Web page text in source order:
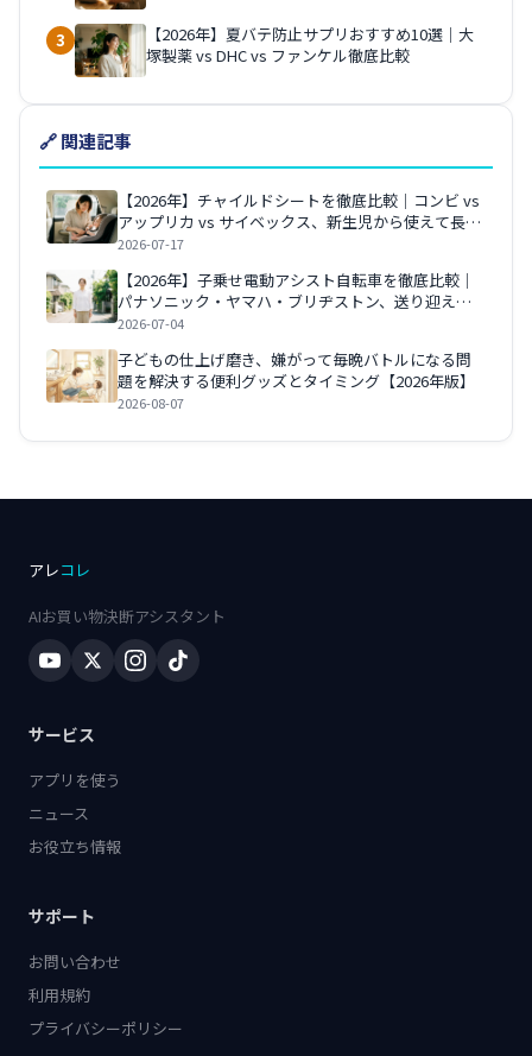
3
【2026年】夏バテ防止サプリおすすめ10選｜大
塚製薬 vs DHC vs ファンケル徹底比較
🔗 関連記事
【2026年】チャイルドシートを徹底比較｜コンビ vs
アップリカ vs サイベックス、新生児から使えて長く
安心なのはどれ？
2026-07-17
【2026年】子乗せ電動アシスト自転車を徹底比較｜
パナソニック・ヤマハ・ブリヂストン、送り迎えが
ラクなのはどれ？
2026-07-04
子どもの仕上げ磨き、嫌がって毎晩バトルになる問
題を解決する便利グッズとタイミング【2026年版】
2026-08-07
アレコレ
AIお買い物決断アシスタント
サービス
アプリを使う
ニュース
お役立ち情報
サポート
お問い合わせ
利用規約
プライバシーポリシー